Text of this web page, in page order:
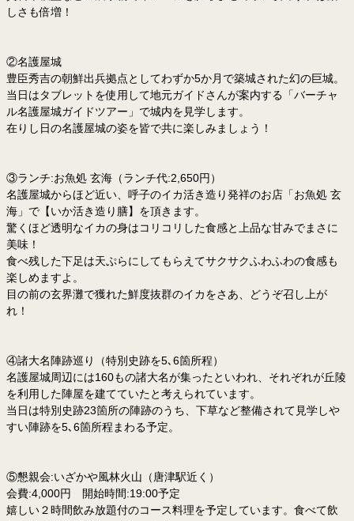
しさも倍増！
②名護屋城
豊臣秀吉の朝鮮出兵拠点としてわずか5か月で築城された幻の巨城。
当日はタブレットを使用して地元ガイドさんが案内する「バーチャ
ル名護屋城ガイドツアー」で城内を見学します。
在りし日の名護屋城の姿を皆で共に楽しみましょう！
③ランチ:お魚処 玄海（ランチ代:2,650円）
名護屋城からほど近い、呼子のイカ活き造り発祥のお店「お魚処 玄
海」で【いか活き造り膳】を頂きます。
驚くほど透明なイカの身はコリコリした食感と上品な甘みでまさに
美味！
食べ残した下足は天ぷらにしてもらえてサクサクふわふわの食感も
楽しめますよ。
目の前の玄界灘で獲れた鮮度抜群のイカをさあ、どうぞ召し上が
れ！
④諸大名陣跡巡り（特別史跡を5､6箇所程）
名護屋城周辺には160もの諸大名が集ったといわれ、それぞれが丘陵
を利用した陣屋を建てていたと考えられています。
当日は特別史跡23箇所の陣跡のうち、下草など整備されて見学しや
すい陣跡を5､6箇所程まわる予定。
⑤懇親会:いざかや風林火山（唐津駅近く）
会費:4,000円 開始時間:19:00予定
嬉しい２時間飲み放題付のコース料理を予定しています。食べて飲